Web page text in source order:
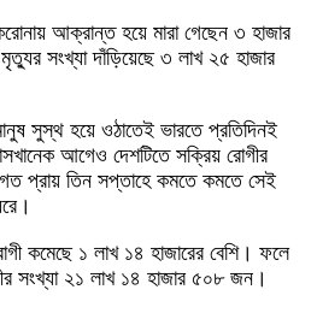
আক্রান্ত হয়ে মারা গেছেন ৩ হাজার
সংখ্যা দাঁড়িয়েছে ৩ লাখ ২৫ হাজার
সুস্থ হয়ে ওঠাতেই ভারতে প্রতিদিনই
আগেও দেশটিতে সক্রিয় রোগীর
প্রায় তিন সপ্তাহে কমতে কমতে সেই
কমেছে ১ লাখ ১৪ হাজারের বেশি। ফলে
সংখ্যা ২১ লাখ ১৪ হাজার ৫০৮ জন।